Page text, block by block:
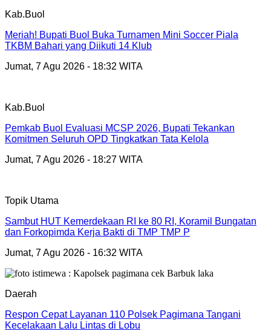
Kab.Buol
Meriah! Bupati Buol Buka Turnamen Mini Soccer Piala
TKBM Bahari yang Diikuti 14 Klub
Jumat, 7 Agu 2026 - 18:32 WITA
Kab.Buol
Pemkab Buol Evaluasi MCSP 2026, Bupati Tekankan
Komitmen Seluruh OPD Tingkatkan Tata Kelola
Jumat, 7 Agu 2026 - 18:27 WITA
Topik Utama
Sambut HUT Kemerdekaan RI ke 80 RI, Koramil Bungatan
dan Forkopimda Kerja Bakti di TMP TMP P
Jumat, 7 Agu 2026 - 16:32 WITA
Daerah
Respon Cepat Layanan 110 Polsek Pagimana Tangani
Kecelakaan Lalu Lintas di Lobu